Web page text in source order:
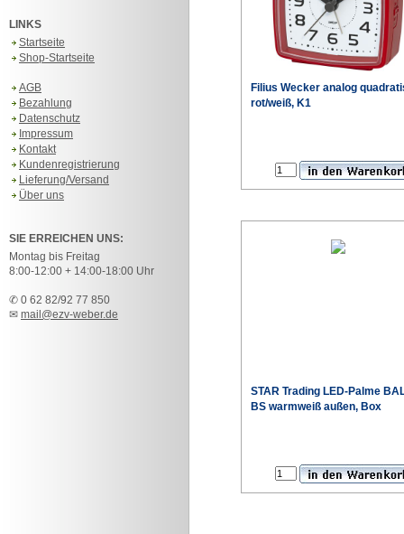
LINKS
Startseite
Shop-Startseite
AGB
Bezahlung
Datenschutz
Impressum
Kontakt
Kundenregistrierung
Lieferung/Versand
Über uns
SIE ERREICHEN UNS:
Montag bis Freitag
8:00-12:00 + 14:00-18:00 Uhr
✆ 0 62 82/92 77 850
✉ mail@ezv-weber.de
Filius Wecker analog
rot/weiß, K1
STAR Trading LED-Palme
BS warmweiß außen, Box